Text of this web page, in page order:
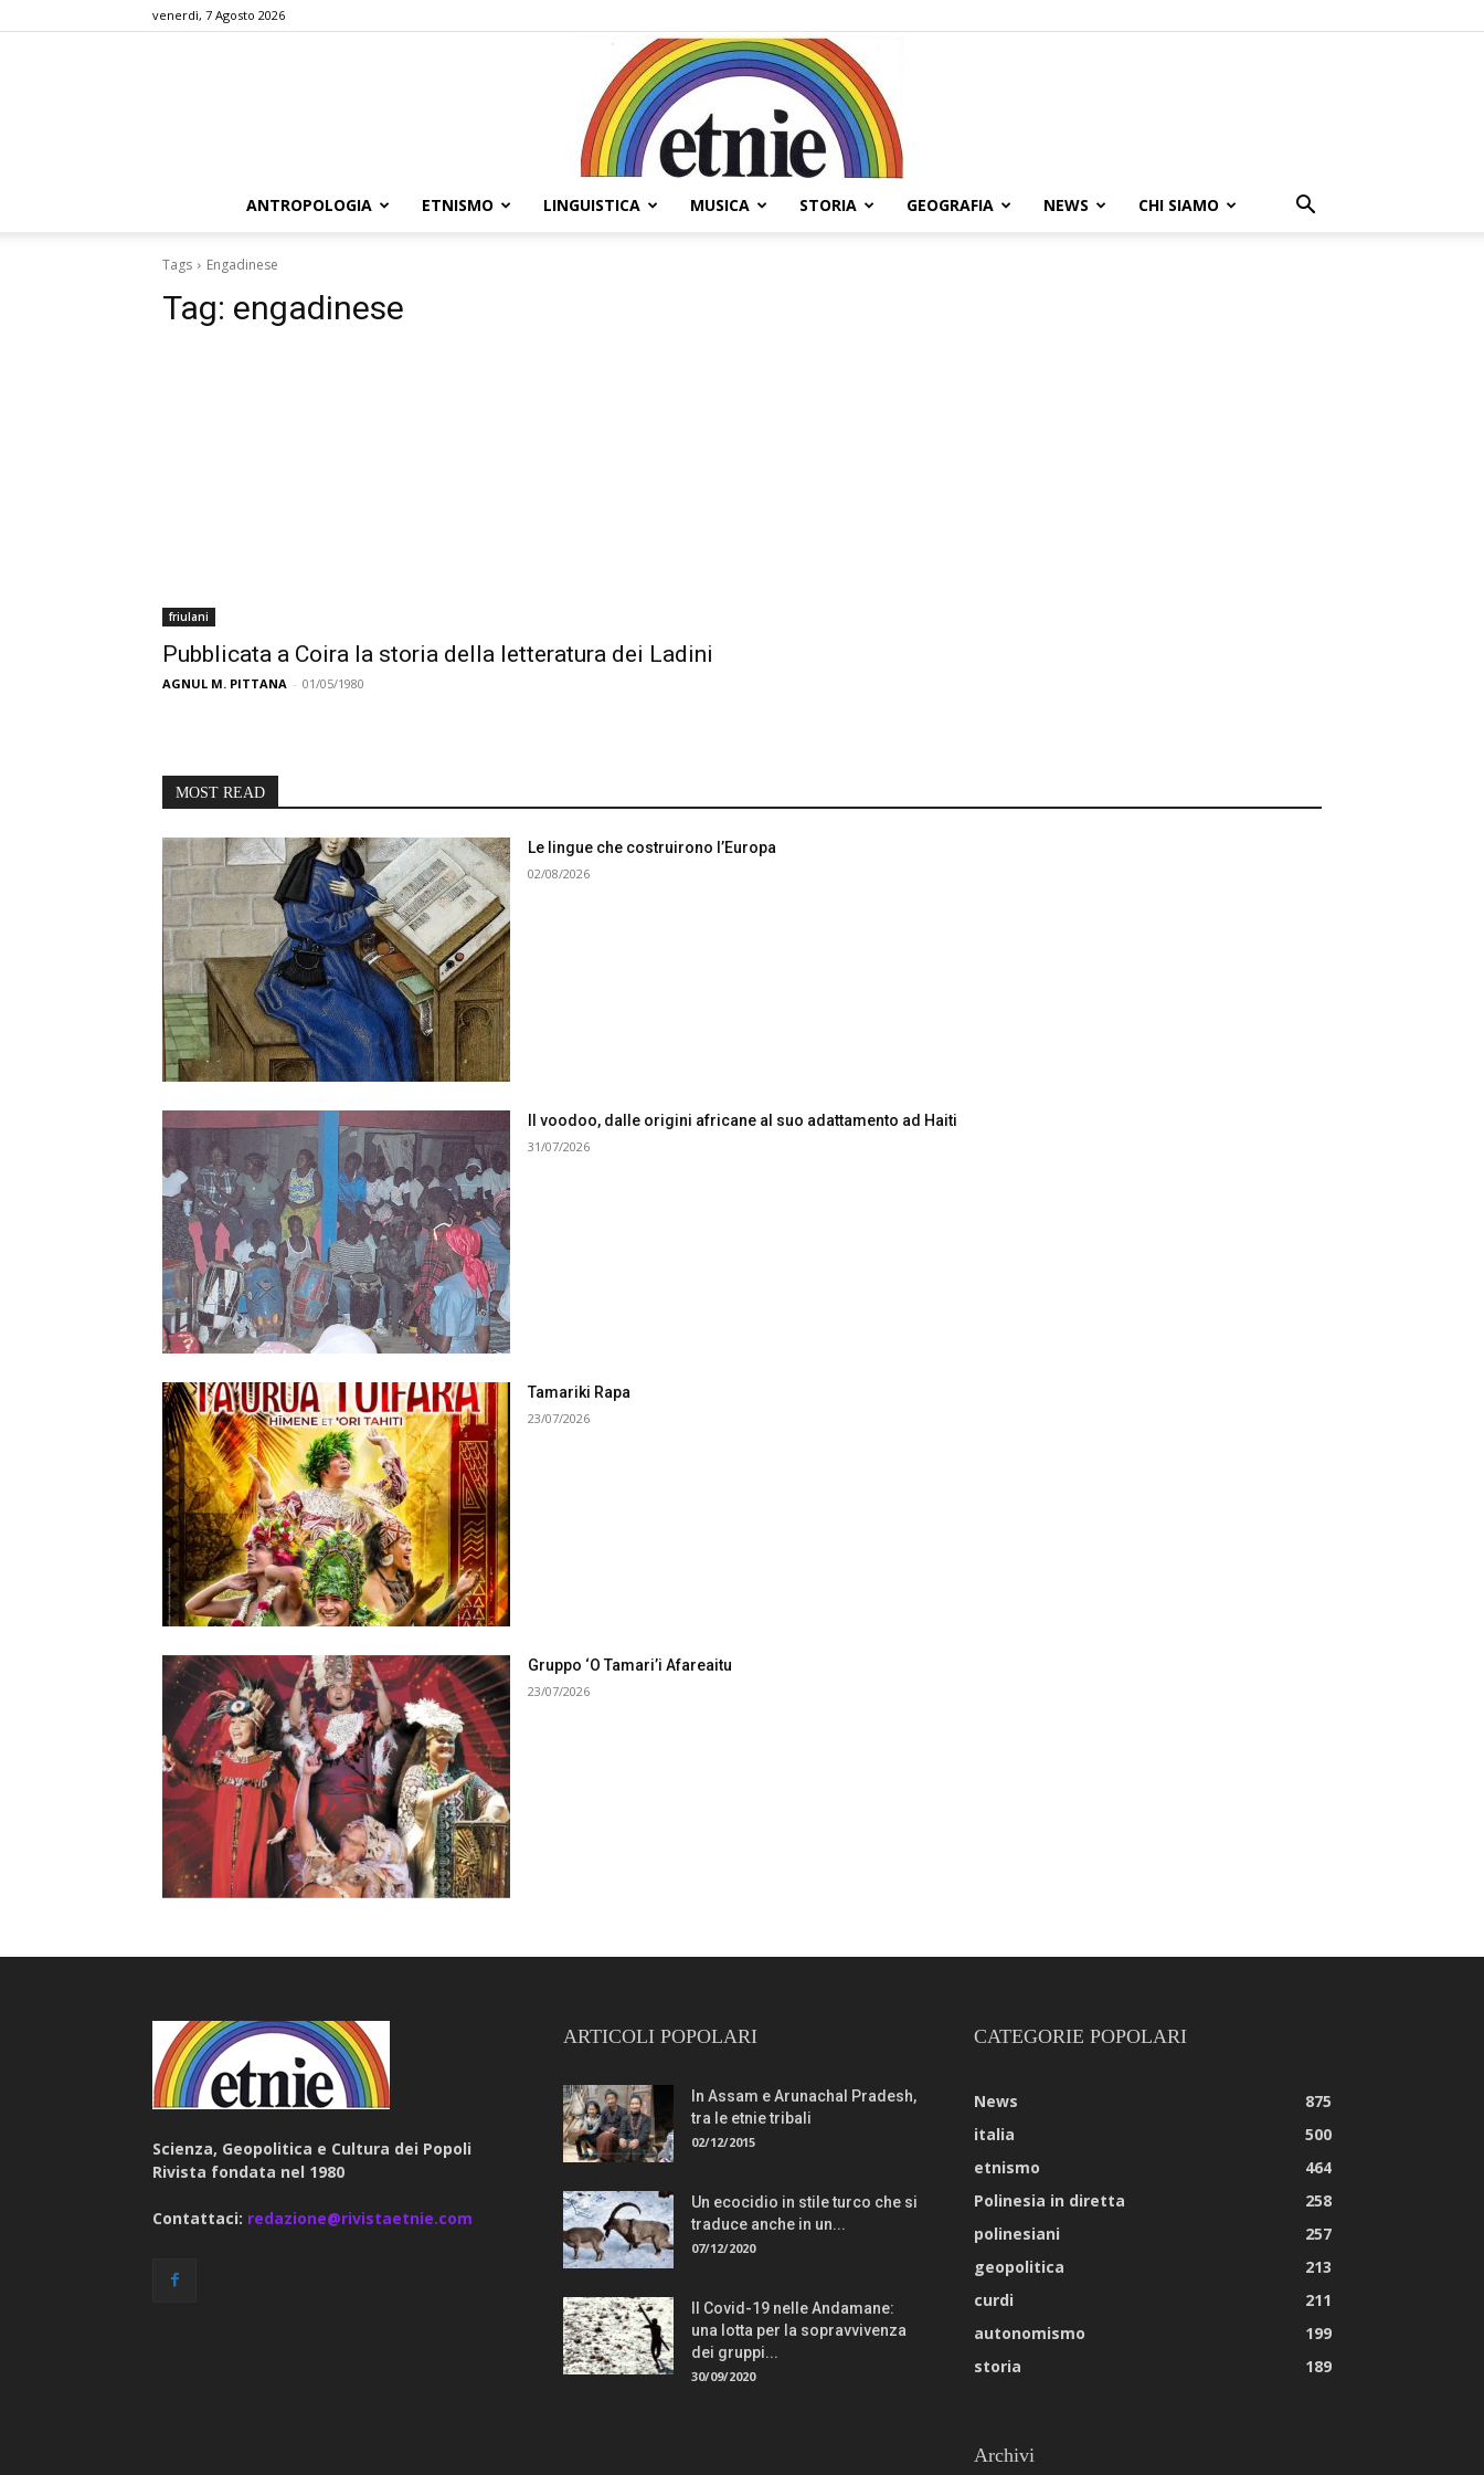
venerdì, 7 Agosto 2026
ANTROPOLOGIA ETNISMO LINGUISTICA MUSICA STORIA GEOGRAFIA NEWS CHI SIAMO
Tags Engadinese
Tag: engadinese
friulani
Pubblicata a Coira la storia della letteratura dei Ladini
AGNUL M. PITTANA - 01/05/1980
MOST READ
Le lingue che costruirono l’Europa
02/08/2026
Il voodoo, dalle origini africane al suo adattamento ad Haiti
31/07/2026
Tamariki Rapa
23/07/2026
Gruppo ‘O Tamari’i Afareaitu
23/07/2026
Scienza, Geopolitica e Cultura dei Popoli
Rivista fondata nel 1980
Contattaci: redazione@rivistaetnie.com
ARTICOLI POPOLARI
In Assam e Arunachal Pradesh,
tra le etnie tribali
02/12/2015
Un ecocidio in stile turco che si
traduce anche in un...
07/12/2020
Il Covid-19 nelle Andamane:
una lotta per la sopravvivenza
dei gruppi...
30/09/2020
CATEGORIE POPOLARI
News
875
italia
500
etnismo
464
Polinesia in diretta
258
polinesiani
257
geopolitica
213
curdi
211
autonomismo
199
storia
189
Archivi